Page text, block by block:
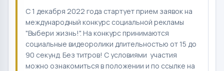
С 1 декабря 2022 года стартует прием заявок на
международный конкурс социальной рекламы
"Выбери жизнь!". На конкурс принимаются
социальные видеоролики длительностью от 15 до
90 секунд. Без титров! С условиями участия
можно ознакомиться в положении и по ссылке на